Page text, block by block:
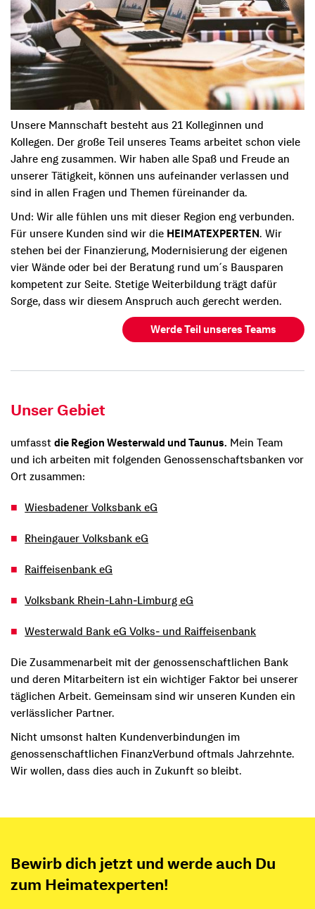
Unsere Mannschaft besteht aus 21 Kolleginnen und
Kollegen. Der große Teil unseres Teams arbeitet schon viele
Jahre eng zusammen. Wir haben alle Spaß und Freude an
unserer Tätigkeit, können uns aufeinander verlassen und
sind in allen Fragen und Themen füreinander da.
Und: Wir alle fühlen uns mit dieser Region eng verbunden.
Für unsere Kunden sind wir die HEIMATEXPERTEN. Wir
stehen bei der Finanzierung, Modernisierung der eigenen
vier Wände oder bei der Beratung rund um´s Bausparen
kompetent zur Seite. Stetige Weiterbildung trägt dafür
Sorge, dass wir diesem Anspruch auch gerecht werden.
Werde Teil unseres Teams
Unser Gebiet
umfasstdie Region Westerwald und Taunus. Mein Team
und ich arbeiten mit folgenden Genossenschaftsbanken vor
Ort zusammen:
Wiesbadener Volksbank eG
Rheingauer Volksbank eG
Raiffeisenbank eG
Volksbank Rhein-Lahn-Limburg eG
Westerwald Bank eG Volks- und Raiffeisenbank
Die Zusammenarbeit mit der genossenschaftlichen Bank
und deren Mitarbeitern ist ein wichtiger Faktor bei unserer
täglichen Arbeit. Gemeinsam sind wir unseren Kunden ein
verlässlicher Partner.
Nicht umsonst halten Kundenverbindungen im
genossenschaftlichen FinanzVerbund oftmals Jahrzehnte.
Wir wollen, dass dies auch in Zukunft so bleibt.
Bewirb dich jetzt und werde auch Du
zum Heimatexperten!